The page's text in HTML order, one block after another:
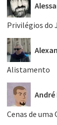
Privilégios do
Alistamento
André
Cenas de uma